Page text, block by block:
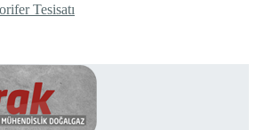
Tesisatı